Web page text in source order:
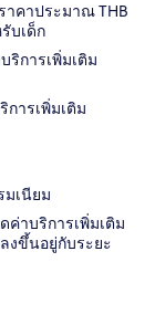
าคาประมาณ THB
บเด็ก
ริการเพิ่มเติม
ารเพิ่มเติม
มเนียม
ค่าบริการเพิ่มเติม
งขึ้นอยู่กับระยะ